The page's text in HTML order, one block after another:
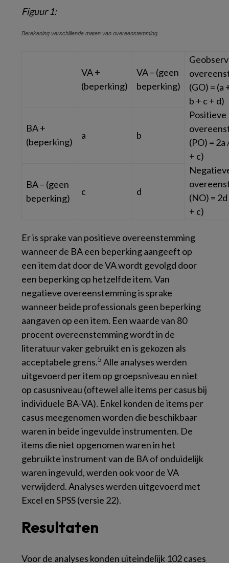
Figuur 1:
Berekening verschillende maten van overeenstemming.
VA +
(beperking)
VA – (geen
beperking)
(GO) = (a
b + c + d)
Positieve
(PO) = 2a
+ c)
(NO) =
+ c)
BA +
(beperking)
a b
BA – (geen
beperking)
c d
Er is sprake van positieve overeenstemming
wanneer de BA een beperking aangeeft op
een item dat door de VA wordt gevolgd door
een beperking op hetzelfde item. Van
negatieve overeenstemming is sprake
wanneer beide professionals geen beperking
aangaven op een item. Een waarde van 80
procent overeenstemming wordt in de
literatuur vaker gebruikt en is gekozen als
acceptabele grens.5 Alle analyses werden
uitgevoerd per item op groepsniveau en niet
op casusniveau (oftewel alle items per casus bij
individuele BA-VA). Enkel konden de items per
casus meegenomen worden die beschikbaar
waren in beide ingevulde instrumenten. De
items die niet opgenomen waren in het
gebruikte instrument van de BA of onduidelijk
waren ingevuld, werden ook voor de VA
verwijderd. Analyses werden uitgevoerd met
Excel en SPSS (versie 22).
Resultaten
Voor de analyses konden uiteindelijk 102 cases